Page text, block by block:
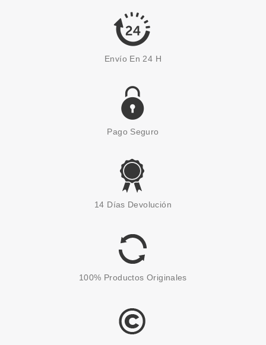
Envío En 24 H
Pago Seguro
14 Días Devolución
100% Productos Originales